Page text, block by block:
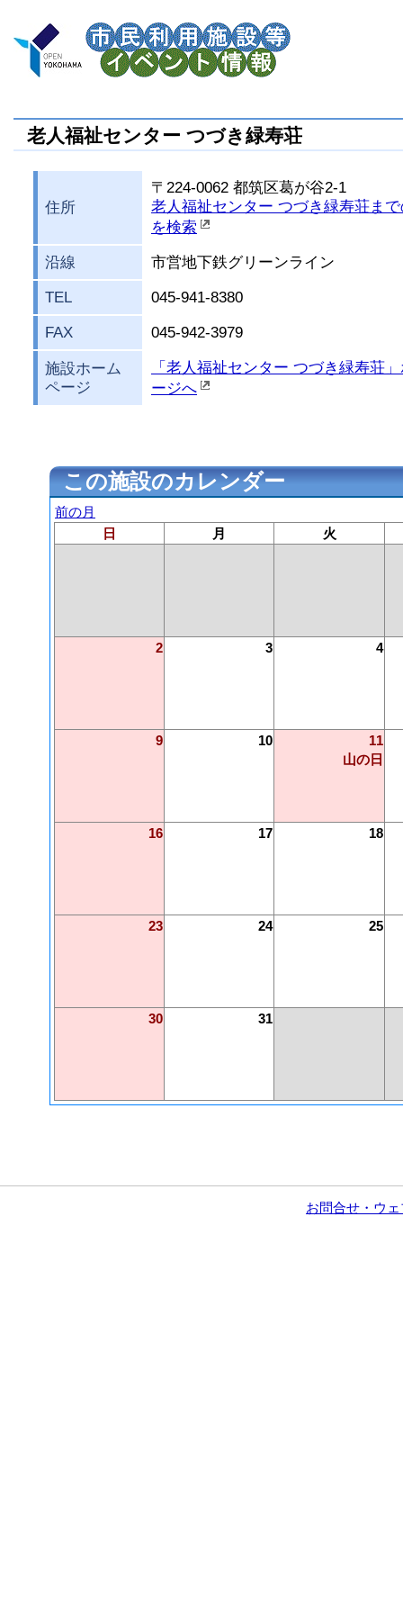
老人福祉センター つづき緑寿荘
住所
〒224-0062 都筑区葛が谷2-1
老人福祉センター つづき緑寿荘ま
を検索
沿線 市営地下鉄グリーンライン
TEL 045-941-8380
FAX 045-942-3979
施設ホーム
ページ
「老人福祉センター つづき緑寿荘
ージへ
この施設のカレンダー
前の月
日
月 火
2 3 4
9 10
11
山の日
16 17 18
23 24 25
30 31
お問合せ・ウ